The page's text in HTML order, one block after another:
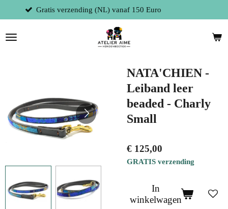
direct
naar
de
Euro Fysieke winkel te 9300 Aalst
NATA'CHIEN -
Leiband leer
beaded - Charly
Small
€ 125,00
GRATIS verzending
In
winkelwagen